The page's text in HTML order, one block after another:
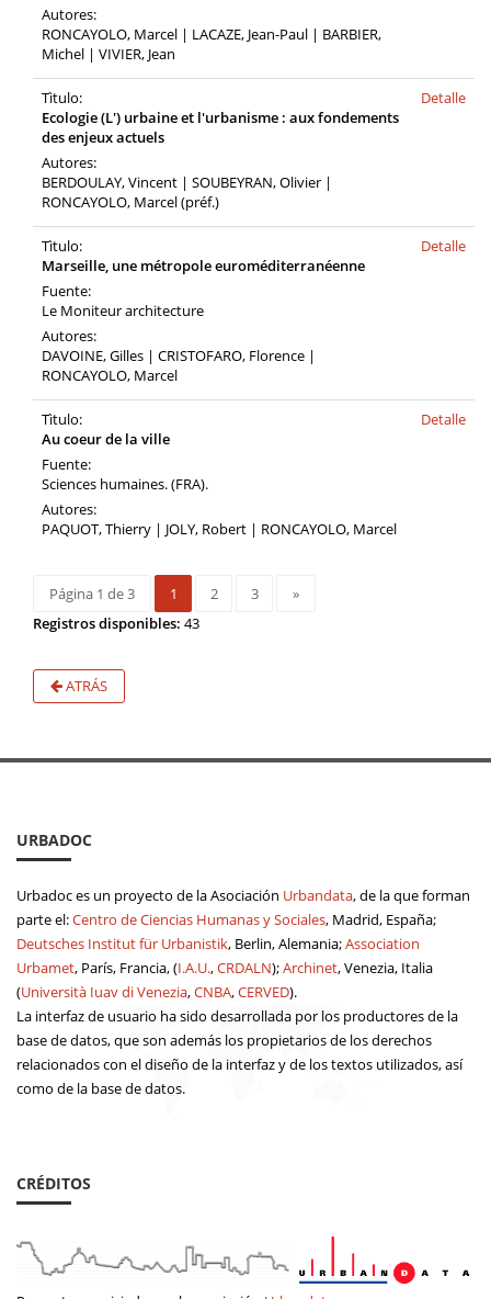
Autores:
RONCAYOLO, Marcel | LACAZE, Jean-Paul | BARBIER,
Michel | VIVIER, Jean
Tìtulo:
Ecologie (L') urbaine et l'urbanisme : aux fondements
des enjeux actuels
Autores:
BERDOULAY, Vincent | SOUBEYRAN, Olivier |
RONCAYOLO, Marcel (préf.)
Detalle
Tìtulo:
Marseille, une métropole euroméditerranéenne
Fuente:
Le Moniteur architecture
Autores:
DAVOINE, Gilles | CRISTOFARO, Florence |
RONCAYOLO, Marcel
Detalle
Tìtulo:
Au coeur de la ville
Fuente:
Sciences humaines. (FRA).
Autores:
PAQUOT, Thierry | JOLY, Robert | RONCAYOLO, Marcel
Detalle
Página 1 de 3 1 2 3
»
Registros disponibles: 43
ATRÁS
URBADOC
Urbadoc es un proyecto de la Asociación Urbandata, de la que forman
parte el:Centro de Ciencias Humanas y Sociales, Madrid, España;
Deutsches Institut für Urbanistik, Berlin, Alemania;Association
Urbamet, París, Francia, (I.A.U.,CRDALN);Archinet, Venezia, Italia
(Università Iuav di Venezia,CNBA,CERVED).
La interfaz de usuario ha sido desarrollada por los productores de la
base de datos, que son además los propietarios de los derechos
relacionados con el diseño de la interfaz y de los textos utilizados, así
como de la base de datos.
CRÉDITOS